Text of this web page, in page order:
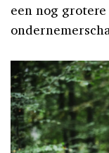
een nog